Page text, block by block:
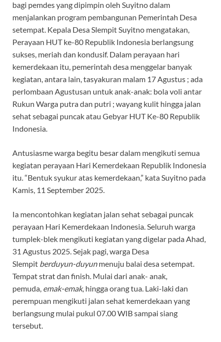
bagi pemdes yang dipimpin oleh Suyitno dalam
menjalankan program pembangunan Pemerintah Desa
setempat. Kepala Desa Slempit Suyitno mengatakan,
Perayaan HUT ke-80 Republik Indonesia berlangsung
sukses, meriah dan kondusif. Dalam perayaan hari
kemerdekaan itu, pemerintah desa menggelar banyak
kegiatan, antara lain, tasyakuran malam 17 Agustus ; ada
perlombaan Agustusan untuk anak-anak: bola voli antar
Rukun Warga putra dan putri ; wayang kulit hingga jalan
sehat sebagai puncak atau Gebyar HUT Ke-80 Republik
Indonesia.
Antusiasme warga begitu besar dalam mengikuti semua
kegiatan perayaan Hari Kemerdekaan Republik Indonesia
itu. “Bentuk syukur atas kemerdekaan,” kata Suyitno pada
Kamis, 11 September 2025.
Ia mencontohkan kegiatan jalan sehat sebagai puncak
perayaan Hari Kemerdekaan Indonesia. Seluruh warga
tumplek-blek mengikuti kegiatan yang digelar pada Ahad,
31 Agustus 2025. Sejak pagi, warga Desa
Slempit berduyun-duyunmenuju balai desa setempat.
Tempat strat dan finish. Mulai dari anak- anak,
pemuda, emak-emak, hingga orang tua. Laki-laki dan
perempuan mengikuti jalan sehat kemerdekaan yang
berlangsung mulai pukul 07.00 WIB sampai siang
tersebut.